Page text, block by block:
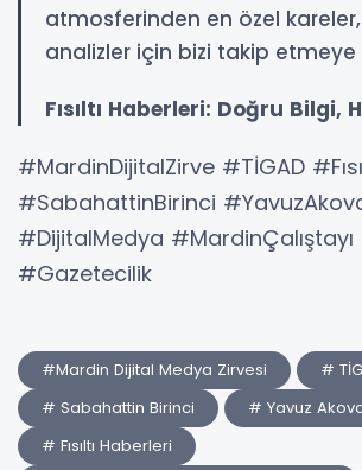
atmosferinden en özel
analizler için bizi takip
Fısıltı Haberleri: Doğru Bilgi,
#MardinDijitalZirve #TİGAD
#SabahattinBirinci
#DijitalMedya
#Gazetecilik
#Mardin Dijital Medya Zirvesi
#
# Sabahattin Birinci
# Yavuz
# Fısıltı Haberleri